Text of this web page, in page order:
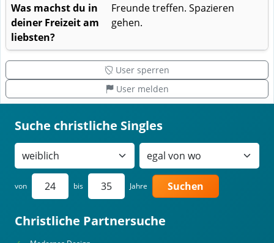
Was machst du in
deiner Freizeit am
liebsten?
Freunde treffen. Spazieren
gehen.
User sperren
User melden
Suche christliche Singles
von bis Jahre Suchen
Christliche Partnersuche